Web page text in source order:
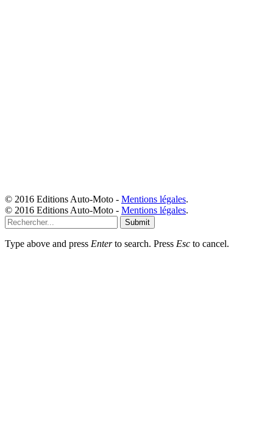
© 2016 Editions Auto-Moto - Mentions légales.
© 2016 Editions Auto-Moto - Mentions légales.
Submit
Type above and press Enterto search. Press Esc to cancel.